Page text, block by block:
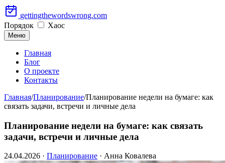
Перейти
к
содержимому
gettingthewordswrong.com
Порядок
Хаос
Меню
Главная
Блог
О проекте
Контакты
Главная/Планирование/Планирование недели на бумаге: как
связать задачи, встречи и личные дела
Планирование недели на бумаге: как связать
задачи, встречи и личные дела
24.04.2026 · Планирование · Анна Ковалева